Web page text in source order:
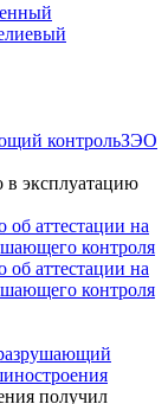
контрольЗЭО
эксплуатацию
аттестации на
контроля
получил